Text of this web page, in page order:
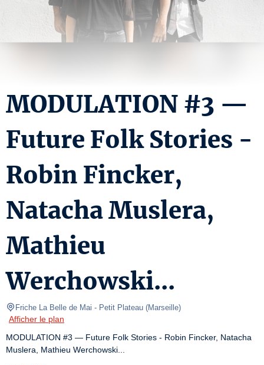
MODULATION #3 —
Future Folk Stories -
Robin Fincker,
Natacha Muslera,
Mathieu
Werchowski...
Friche La Belle de Mai - Petit Plateau (Marseille)
Afficher le plan
MODULATION #3 — Future Folk Stories - Robin Fincker, Natacha
Muslera, Mathieu Werchowski...